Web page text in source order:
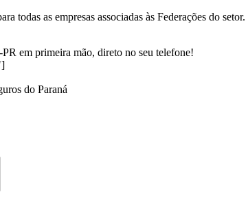
todas as empresas associadas às Federações do setor.
em primeira mão, direto no seu telefone!
do Paraná